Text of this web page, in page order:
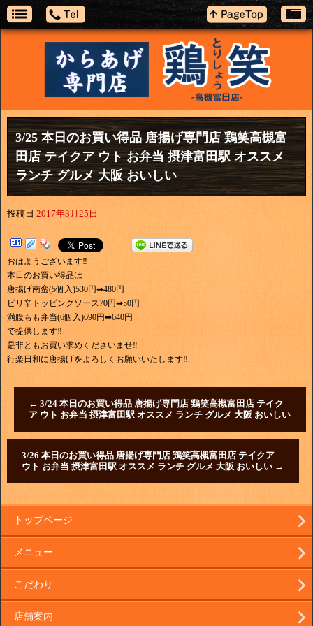
3/25 本日のお買い得品 唐揚げ専門店 鶏笑高槻富
田店 テイクア ウト お弁当 摂津富田駅 オススメ
ランチ グルメ 大阪 おいしい
投稿日 2017年3月25日
おはようございます‼
本日のお買い得品は
唐揚げ南蛮(5個入)530円➡480円
ピリ辛トッピングソース70円➡50円
満腹もも弁当(6個入)690円➡640円
で提供します‼
是非ともお買い求めくださいませ‼
行楽日和に唐揚げをよろしくお願いいたします‼
← 3/24 本日のお買い得品 唐揚げ専門店 鶏笑高槻富田店 テイク
ア ウト お弁当 摂津富田駅 オススメ ランチ グルメ 大阪 おいしい
3/26 本日のお買い得品 唐揚げ専門店 鶏笑高槻富田店 テイクア
ウト お弁当 摂津富田駅 オススメ ランチ グルメ 大阪 おいしい →
トップページ
メニュー
こだわり
店舗案内